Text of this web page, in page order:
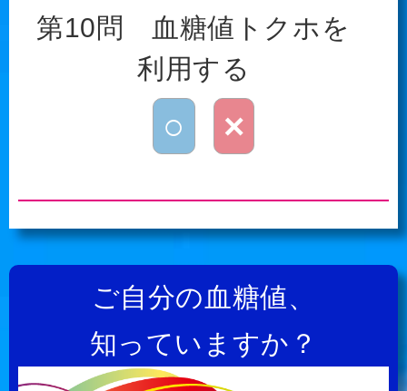
ご自分の血糖値、
知っていますか？
第10問 血糖値トクホを
利用する
○ ×